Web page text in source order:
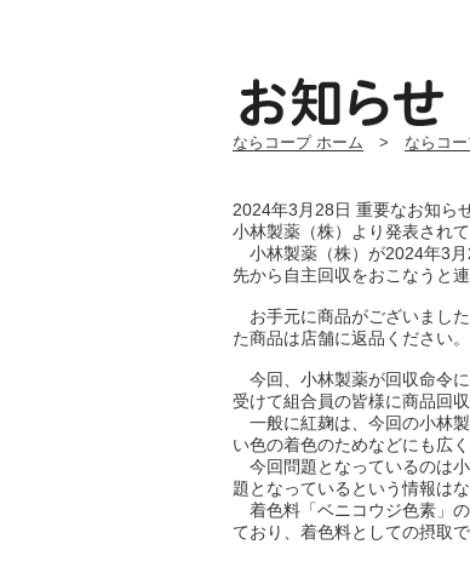
ならコープ ホーム > ならコ
2024年3月28日 重要なお知ら
小林製薬（株）より発表され
小林製薬（株）が2024年3 月
先から自主回収をおこなうと連
お手元に商品がございまし
た商品は店舗に返品ください
今回、小林製薬が回収命令
受けて組合員の皆様に商品回
一般に紅麹は、今回の小林
い色の着色のためなどにも広
今回問題となっているのは
題となっているという情報は
着色料「ベニコウジ色素」
ており、着色料としての摂取